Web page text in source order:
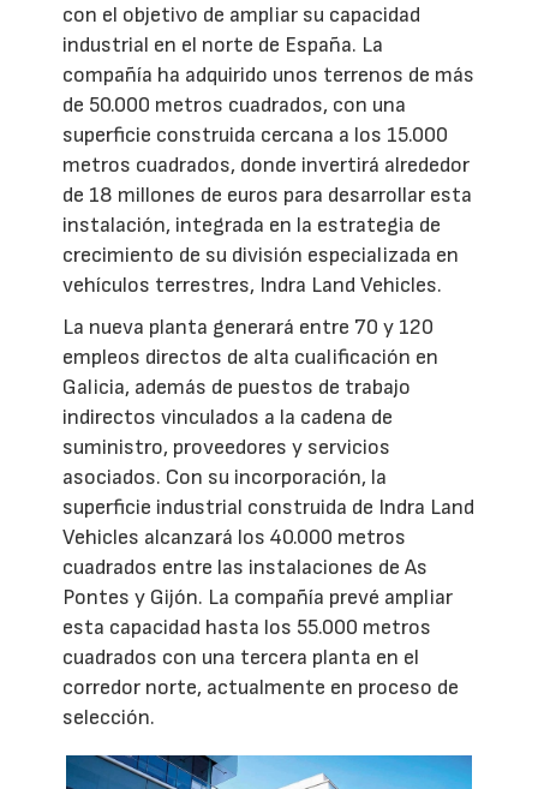
con el objetivo de ampliar su capacidad
industrial en el norte de España. La
compañía ha adquirido unos terrenos de más
de 50.000 metros cuadrados, con una
superficie construida cercana a los 15.000
metros cuadrados, donde invertirá alrededor
de 18 millones de euros para desarrollar esta
instalación, integrada en la estrategia de
crecimiento de su división especializada en
vehículos terrestres, Indra Land Vehicles.
La nueva planta generará entre 70 y 120
empleos directos de alta cualificación en
Galicia, además de puestos de trabajo
indirectos vinculados a la cadena de
suministro, proveedores y servicios
asociados. Con su incorporación, la
superficie industrial construida de Indra Land
Vehicles alcanzará los 40.000 metros
cuadrados entre las instalaciones de As
Pontes y Gijón. La compañía prevé ampliar
esta capacidad hasta los 55.000 metros
cuadrados con una tercera planta en el
corredor norte, actualmente en proceso de
selección.